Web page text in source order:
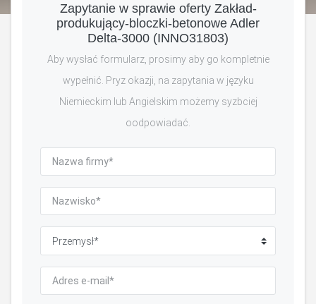
Zapytanie w sprawie oferty Zakład-
produkujący-bloczki-betonowe Adler
Delta-3000 (INNO31803)
Aby wysłać formularz, prosimy aby go kompletnie
wypełnić. Pryz okazji, na zapytania w języku
Niemieckim lub Angielskim możemy syzbciej
oodpowiadać.